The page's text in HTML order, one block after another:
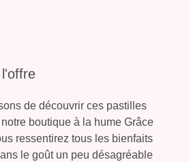
de découvrir ces pastilles
boutique à la hume Grâce
ressentirez tous les bienfaits
le goût un peu désagréable